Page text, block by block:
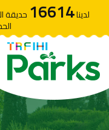
لدينا16614 حديقة